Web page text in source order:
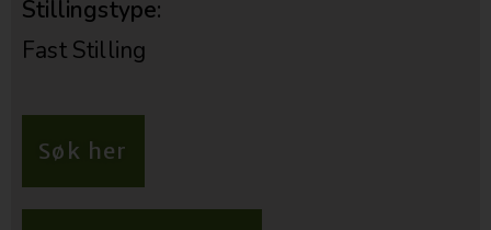
Stillingstype:
Fast Stilling
Søk her